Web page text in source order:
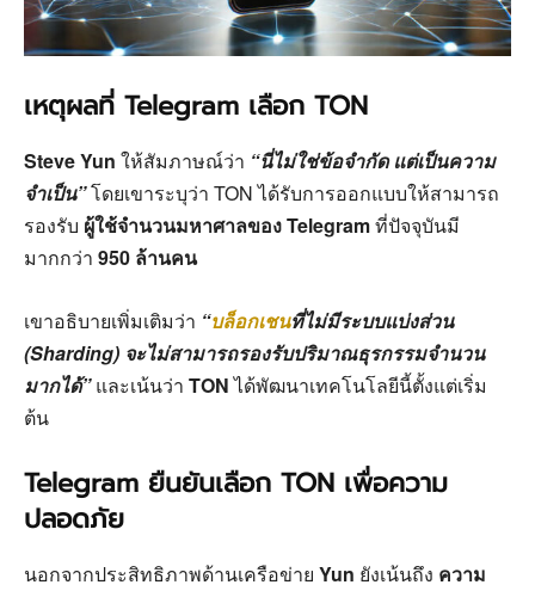
เหตุผลที่ Telegram เลือก TON
Steve Yun ให้สัมภาษณ์ว่า “นี่ไม่ใช่ข้อจำกัด แต่เป็นความ
จำเป็น”โดยเขาระบุว่า TON ได้รับการออกแบบให้สามารถ
รองรับ ผู้ใช้จำนวนมหาศาลของ Telegramที่ปัจจุบันมี
มากกว่า 950 ล้านคน
เขาอธิบายเพิ่มเติมว่า “บล็อกเชนที่ไม่มีระบบแบ่งส่วน
(Sharding) จะไม่สามารถรองรับปริมาณธุรกรรมจำนวน
มากได้”และเน้นว่า TONได้พัฒนาเทคโนโลยีนี้ตั้งแต่เริ่ม
ต้น
Telegram ยืนยันเลือก TON เพื่อความ
ปลอดภัย
นอกจากประสิทธิภาพด้านเครือข่าย Yun ยังเน้นถึง ความ